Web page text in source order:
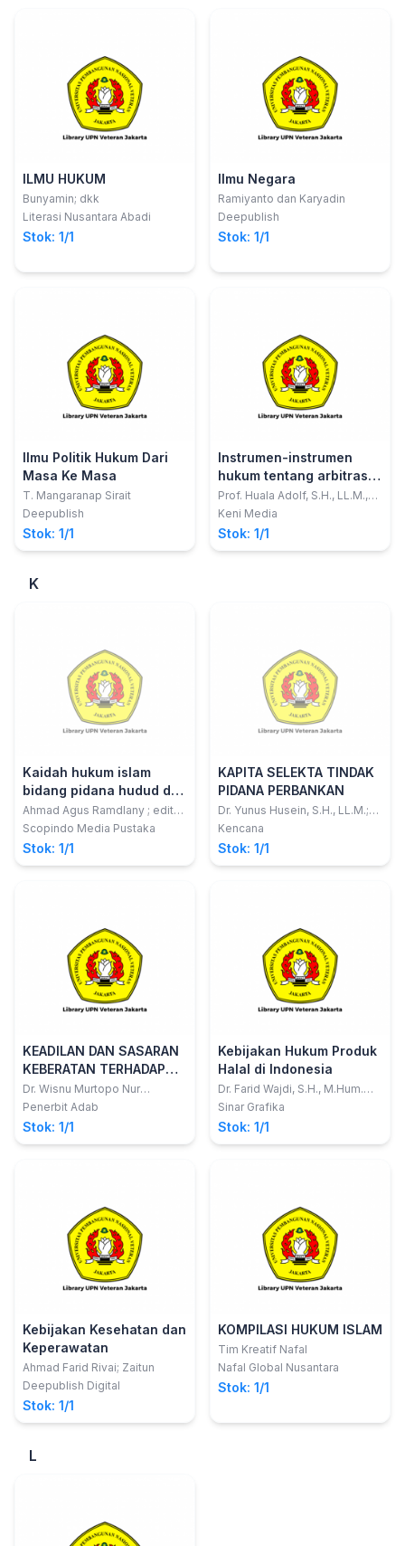
ILMU HUKUM
Bunyamin; dkk
Literasi Nusantara Abadi
Stok: 1/1
Ilmu Negara
Ramiyanto dan Karyadin
Deepublish
Stok: 1/1
Ilmu Politik Hukum Dari
Masa Ke Masa
T. Mangaranap Sirait
Deepublish
Stok: 1/1
Instrumen-instrumen
hukum tentang arbitrase
komersial di Indonesia
Prof. Huala Adolf, S.H., LL.M.,
Ph.D.
Keni Media
Stok: 1/1
K
Kaidah hukum islam
bidang pidana hudud dan
qishash
Ahmad Agus Ramdlany ; editor,
Mukhlis, SH., MH., Saiful
Abdullah, SH., MH.; Ahmad
Musadad
Scopindo Media Pustaka
Stok: 1/1
KAPITA SELEKTA TINDAK
PIDANA PERBANKAN
Dr. Yunus Husein, S.H., LL.M.;
Ichsan Zikry, S.H., LL.M.
Kencana
Stok: 1/1
KEADILAN DAN SASARAN
KEBERATAN TERHADAP
PENGADAAN TANAH
UNTUK KEPENTINGAN
UMUM SEBAGAI SUATU
PARADOKS ASAS-ASAS
Dr. Wisnu Murtopo Nur
Muhamad, S.H., M.H.; dkk
Penerbit Adab
Stok: 1/1
Kebijakan Hukum Produk
Halal di Indonesia
Dr. Farid Wajdi, S.H., M.Hum.
dan Diana Susanti, S.H., M.Kn.
Sinar Grafika
Stok: 1/1
Kebijakan Kesehatan dan
Keperawatan
Ahmad Farid Rivai; Zaitun
Deepublish Digital
Stok: 1/1
KOMPILASI HUKUM ISLAM
Tim Kreatif Nafal
Nafal Global Nusantara
Stok: 1/1
L